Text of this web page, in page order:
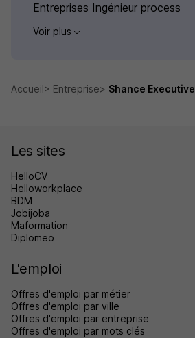
Entreprises Ingénieur process
Voir plus
Accueil Entreprise Shance Executive
Les sites
HelloCV
Helloworkplace
BDM
Jobijoba
Maformation
Diplomeo
L'emploi
Offres d'emploi par métier
Offres d'emploi par ville
Offres d'emploi par entreprise
Offres d'emploi par mots clés